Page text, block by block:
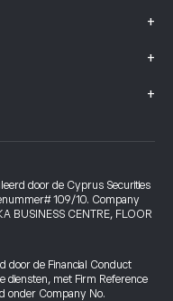
+
+
+
door de Cyprus Securities
109/10. Company
BUSINESS CENTRE, FLOOR
door de Financial Conduct
diensten, met Firm Reference
onder Company No.